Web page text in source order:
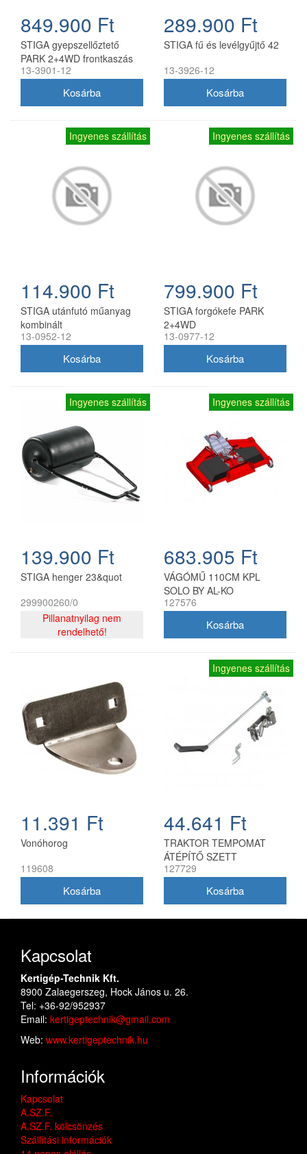
849.900 Ft
STIGA gyepszellőztető
PARK 2+4WD frontkaszás
fűnyíró traktorokhoz
13-3901-12
289.900 Ft
STIGA fű és levélgyűjtő 42
13-3926-12
Ingyenes szállítás
114.900 Ft
STIGA utánfutó műanyag
kombinált
13-0952-12
Ingyenes szállítás
799.900 Ft
STIGA forgókefe PARK
2+4WD
13-0977-12
Ingyenes szállítás
139.900 Ft
STIGA henger 23&quot
299900260/0
Pillanatnyilag nem
rendelhető!
Ingyenes szállítás
683.905 Ft
VÁGÓMŰ 110CM KPL
SOLO BY AL-KO
127576
11.391 Ft
Vonóhorog
119608
Ingyenes szállítás
44.641 Ft
TRAKTOR TEMPOMAT
ÁTÉPÍTŐ SZETT
127729
Kapcsolat
Kertigép-Technik Kft.
8900 Zalaegerszeg, Hock János u. 26.
Tel: +36-92/952937
Email: kertigeptechnik@gmail.com
Web: www.kertigeptechnik.hu
Információk
Kapcsolat
A.SZ.F.
A.SZ.F. kölcsönzés
Szállítási információk